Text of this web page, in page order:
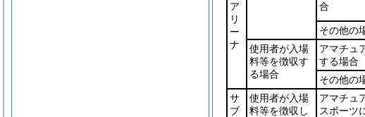
ア
リ
ー
ナ
合
その他の
使用者が入場
料等を徴収す
る場合
アマチュ
する場合
その他の
サ
ブ
使用者が入場
料等を徴収し
アマチュ
スポーツ